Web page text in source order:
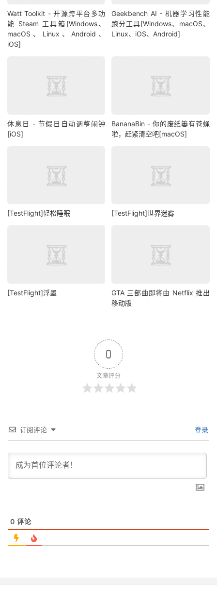
Watt Toolkit - 开源跨平台多功
能 Steam 工具箱[Windows、
macOS、Linux、Android、
iOS]
Geekbench AI - 机器学习性能
跑分工具[Windows、macOS、
Linux、iOS、Android]
休息日 - 节假日自动调整闹钟
[iOS]
BananaBin - 你的废纸篓有苍蝇
啦，赶紧清空吧[macOS]
[TestFlight]轻松睡眠 [TestFlight]世界迷雾
[TestFlight]浮墨
GTA 三部曲即将由 Netflix 推出
移动版
0
文章评分
订阅评论 登录
0 评论